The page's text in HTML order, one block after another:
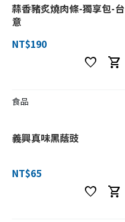
蒜香豬炙燒肉條-獨享包-台
意
NT$190
favorite shopping_cart
食品
義興真味黑蔭豉
NT$65
favorite shopping_cart